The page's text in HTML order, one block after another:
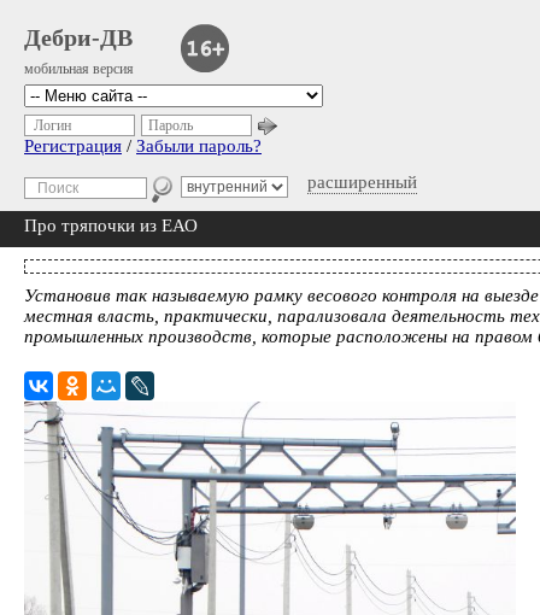
Дебри-ДВ
мобильная версия
расширенный
Логин Пароль
Регистрация / Забыли пароль?
Про тряпочки из ЕАО
Установив так называемую рамку весового контроля на
местная власть, практически, парализовала деятельность
промышленных производств, которые расположены на правом